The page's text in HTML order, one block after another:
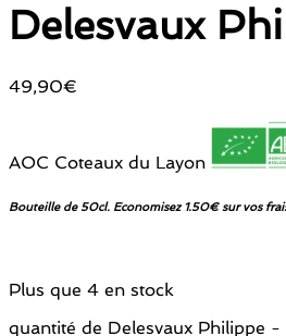
Delesvaux
49,90€
AOC Coteaux du Layon
Bouteille de 50cl. Economisez 1.50€ sur vos
Plus que 4 en stock
quantité de Delesvaux Philippe